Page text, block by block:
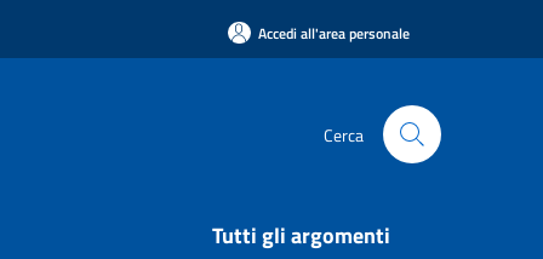
Accedi all'area personale
Cerca
Tutti gli argomenti